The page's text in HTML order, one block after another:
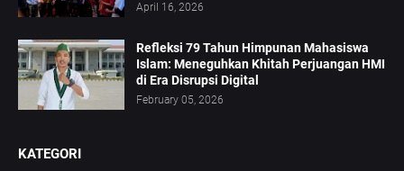
April 16, 2026
Refleksi 79 Tahun Himpunan Mahasiswa
Islam: Meneguhkan Khitah Perjuangan HMI
di Era Disrupsi Digital
February 05, 2026
KATEGORI